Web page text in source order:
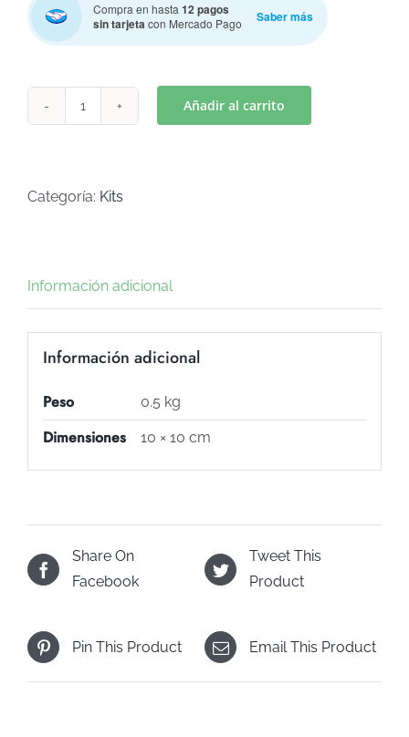
Compra en hasta 12 pagos
sin tarjetacon Mercado Pago Saber más
K-
Añadir al carrito
Categoría: Kits
Información adicional
Información adicional
Peso 0.5 kg
Dimensiones 10 × 10 cm
Share On
Facebook
Tweet This
Product
Pin This Product Email This Product